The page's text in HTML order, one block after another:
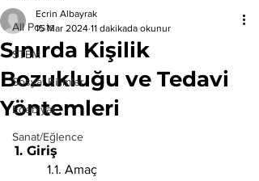
All Posts
STEM
Sosyal Bilimler
Edebiyat
Sanat/Eğlence
Sınırda Kişilik
Bozukluğu ve Tedavi
Yöntemleri
Ecrin Albayrak
15 Mar 2024 11 dakikada okunur
1. Giriş
	1.1. Amaç